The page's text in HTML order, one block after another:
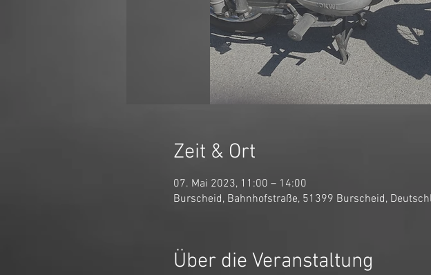
Zeit & Ort
07. Mai 2023, 11:00 – 14:00
Burscheid, Bahnhofstraße, 51399 Burscheid,
Über die Veranstaltung